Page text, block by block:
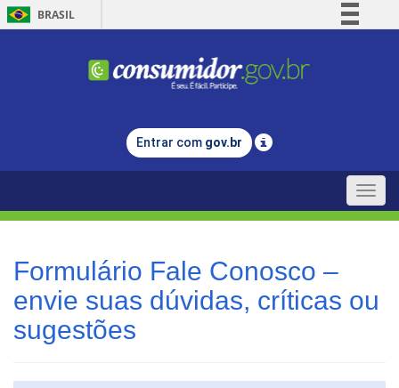
BRASIL
Comunica BR
Legislação
Entrar com gov.br
Toggle
Formulário Fale Conosco –
envie suas dúvidas, críticas ou
sugestões